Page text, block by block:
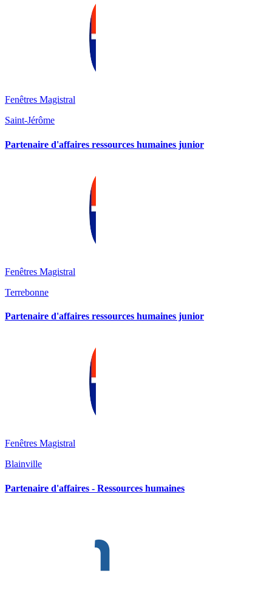
Fenêtres Magistral
Saint-Jérôme
Partenaire d'affaires ressources humaines junior
Fenêtres Magistral
Terrebonne
Partenaire d'affaires ressources humaines junior
Fenêtres Magistral
Blainville
Partenaire d'affaires - Ressources humaines